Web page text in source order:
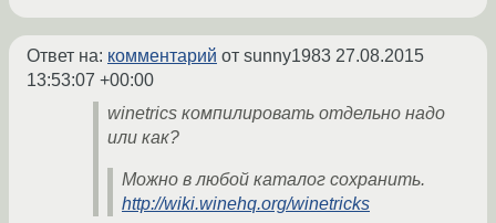
Ответ на: комментарий от sunny1983 27.08.2015
13:53:07 +00:00
winetrics компилировать отдельно надо
или как?
Можно в любой каталог сохранить.
http://wiki.winehq.org/winetricks